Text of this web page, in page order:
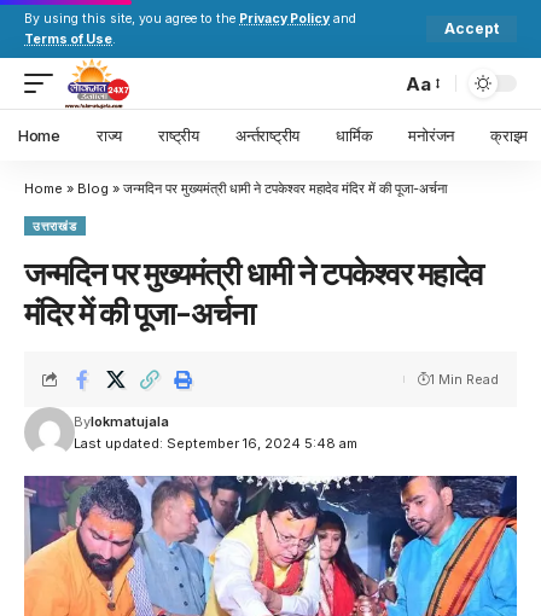
By using this site, you agree to the Privacy Policy and
Terms of Use.
Accept
Aa
Home राज्य राष्ट्रीय अर्न्तराष्ट्रीय धार्मिक मनोरंजन क्राइम
Home » Blog » जन्मदिन पर मुख्यमंत्री धामी ने टपकेश्वर महादेव मंदिर में की पूजा-अर्चना
उत्तराखंड
जन्मदिन पर मुख्यमंत्री धामी ने टपकेश्वर महादेव
मंदिर में की पूजा-अर्चना
Last updated: September 16, 2024 5:48 am
Bylokmatujala
1 Min Read